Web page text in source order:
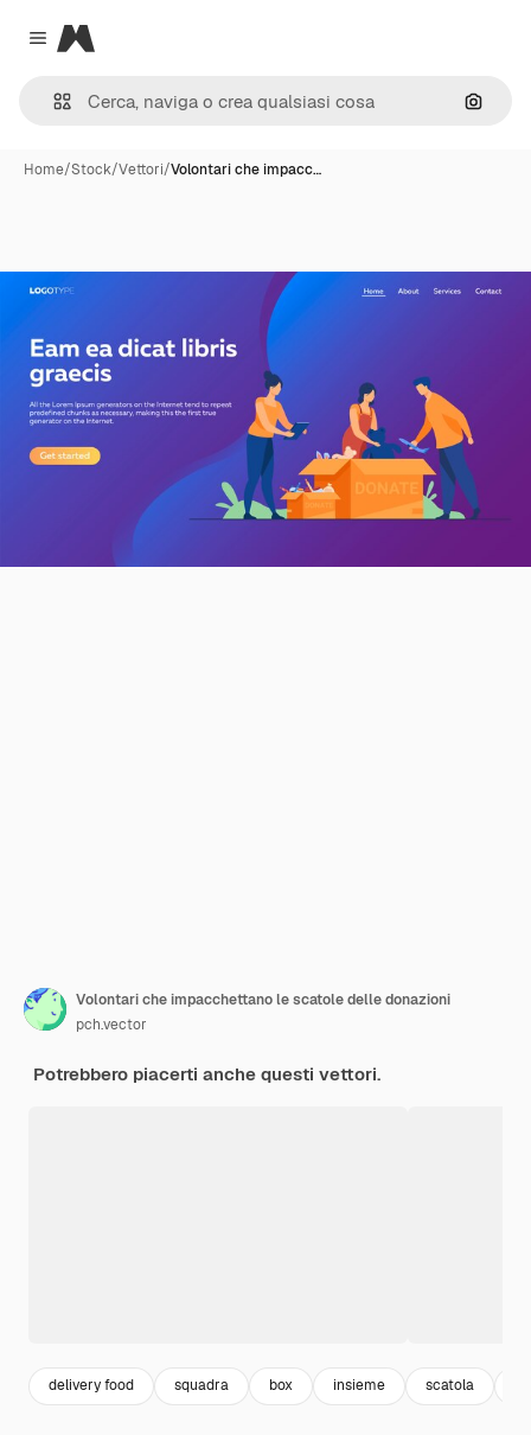
Close menu
Magnific
Cerca
Home/Stock/Vettori/Volontari che impacc…
Volontari che impacchettano le scatole delle donazioni
pch.vector
Potrebbero piacerti anche questi vettori.
delivery food squadra box insieme scatola